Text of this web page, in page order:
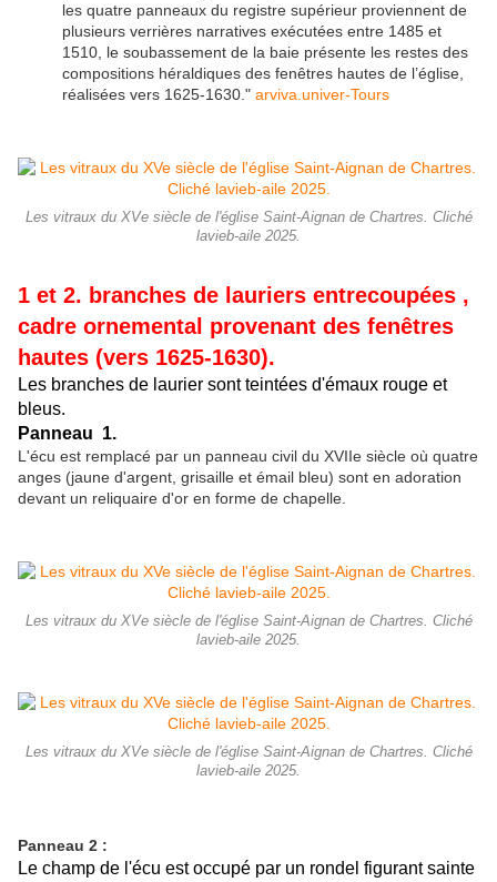
les quatre panneaux du registre supérieur proviennent de
plusieurs verrières narratives exécutées entre 1485 et
1510, le soubassement de la baie présente les restes des
compositions héraldiques des fenêtres hautes de l’église,
réalisées vers 1625-1630." arviva.univer-Tours
Les vitraux du XVe siècle de l'église Saint-Aignan de Chartres. Cliché
lavieb-aile 2025.
1 et 2. branches de lauriers entrecoupées ,
cadre ornemental provenant des fenêtres
hautes (vers 1625-1630).
Les branches de laurier sont teintées d'émaux rouge et
bleus.
Panneau 1.
L'écu est remplacé par un panneau civil du XVIIe siècle où quatre
anges (jaune d'argent, grisaille et émail bleu) sont en adoration
devant un reliquaire d'or en forme de chapelle.
Les vitraux du XVe siècle de l'église Saint-Aignan de Chartres. Cliché
lavieb-aile 2025.
Les vitraux du XVe siècle de l'église Saint-Aignan de Chartres. Cliché
lavieb-aile 2025.
Panneau 2 :
Le champ de l'écu est occupé par un rondel figurant sainte